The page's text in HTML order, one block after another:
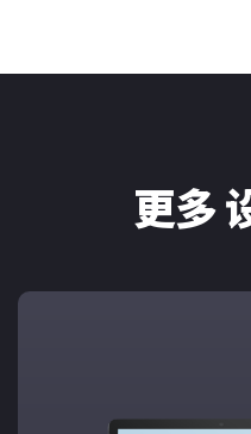
更多